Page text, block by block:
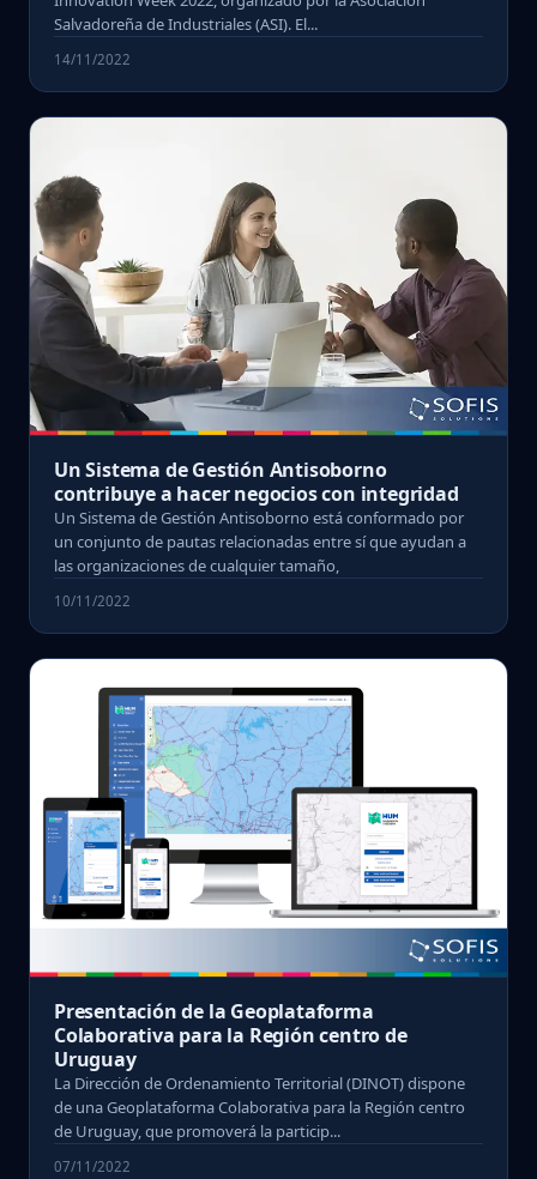
Salvadoreña de Industriales (ASI). El...
14/11/2022
Un Sistema de Gestión Antisoborno
contribuye a hacer negocios con integridad
Un Sistema de Gestión Antisoborno está conformado por
un conjunto de pautas relacionadas entre sí que ayudan a
las organizaciones de cualquier tamaño,
10/11/2022
Presentación de la Geoplataforma
Colaborativa para la Región centro de
Uruguay
La Dirección de Ordenamiento Territorial (DINOT) dispone
de una Geoplataforma Colaborativa para la Región centro
de Uruguay, que promoverá la particip...
07/11/2022